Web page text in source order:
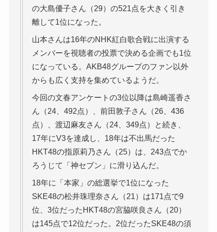
の大島優子さん（29）の521点を大きく引き
離して1位になった。
山本さんは16年のNHK紅白歌合戦に出演する
メンバーを視聴者の投票で決める企画でも1位
になっている。AKB48グループのファン以外
からも広く支持を集めているようだ。
今回の文春アンケートの3位以降は島崎遥香さ
ん（24、492点）、前田敦子さん（26、436
点）、渡辺麻友さん（24、349点）と続き、
17年にV3を達成し、18年は不出馬だった
HKT48の指原莉乃さん（25）は、243点でか
ろうじて「神セブン」に滑り込んだ。
18年に「本家」の総選挙で1位になった
SKE48の松井珠理奈さん（21）は171点で9
位、3位だったHKT48の宮脇咲良さん（20）
は145点で12位だった。2位だったSKE48の須